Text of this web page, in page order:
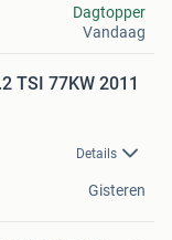
Dagtopper
Vandaag
TSI 77KW 2011
Details
Gisteren